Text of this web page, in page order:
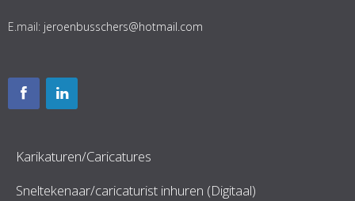
E.mail: jeroenbusschers@hotmail.com
Karikaturen/Caricatures
Sneltekenaar/caricaturist inhuren (Digitaal)